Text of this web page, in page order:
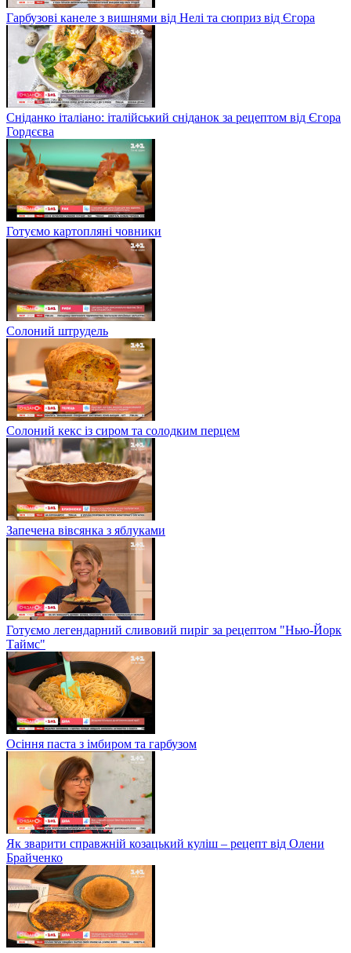
Гарбузові канеле з вишнями від Нелі та сюприз від Єгора
Сніданко італіано: італійський сніданок за рецептом від Єгора
Гордєєва
Готуємо картопляні човники
Солоний штрудель
Солоний кекс із сиром та солодким перцем
Запечена вівсянка з яблуками
Готуємо легендарний сливовий пиріг за рецептом "Нью-Йорк
Таймс"
Осіння паста з імбиром та гарбузом
Як зварити справжній козацький куліш – рецепт від Олени
Брайченко